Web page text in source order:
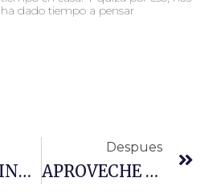
ha dado tiempo a pensar
BOLETIN INFORMATIVO BOREALIX
Despues
APROVECHE SUS CESANTIAS PARA AVANZAR CON SUS PAGOS EN FÉNIX CONSTRUCCIONES